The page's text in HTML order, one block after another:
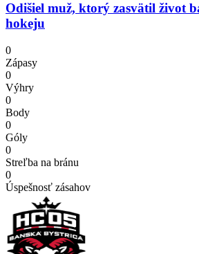
Odišiel muž, ktorý zasvätil život
hokeju
0
Zápasy
0
Výhry
0
Body
0
Góly
0
Streľba na bránu
0
Úspešnosť zásahov